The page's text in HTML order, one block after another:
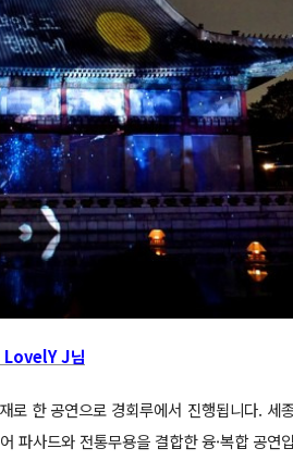
LovelY J님
한 공연으로 경회루에서 진행됩니다. 세
파사드와 전통무용을 결합한 융·복합 공연